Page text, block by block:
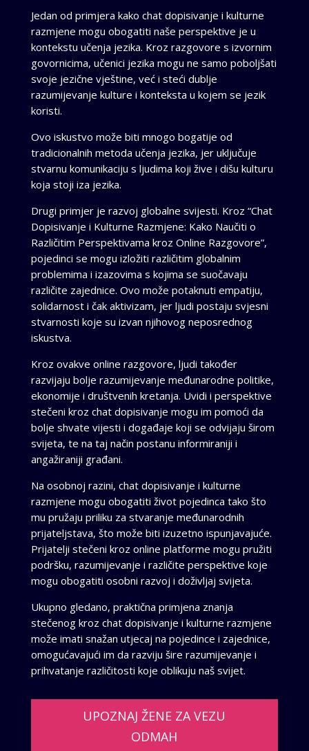
Jedan od primjera kako chat dopisivanje i kulturne
razmjene mogu obogatiti naše perspektive je u
kontekstu učenja jezika. Kroz razgovore s izvornim
govornicima, učenici jezika mogu ne samo poboljšati
svoje jezične vještine, već i steći dublje
razumijevanje kulture i konteksta u kojem se jezik
koristi.
Ovo iskustvo može biti mnogo bogatije od
tradicionalnih metoda učenja jezika, jer uključuje
stvarnu komunikaciju s ljudima koji žive i dišu kulturu
koja stoji iza jezika.
Drugi primjer je razvoj globalne svijesti. Kroz “Chat
Dopisivanje i Kulturne Razmjene: Kako Naučiti o
Različitim Perspektivama kroz Online Razgovore”,
pojedinci se mogu izložiti različitim globalnim
problemima i izazovima s kojima se suočavaju
različite zajednice. Ovo može potaknuti empatiju,
solidarnost i čak aktivizam, jer ljudi postaju svjesni
stvarnosti koje su izvan njihovog neposrednog
iskustva.
Kroz ovakve online razgovore, ljudi također
razvijaju bolje razumijevanje međunarodne politike,
ekonomije i društvenih kretanja. Uvidi i perspektive
stečeni kroz chat dopisivanje mogu im pomoći da
bolje shvate vijesti i događaje koji se odvijaju širom
svijeta, te na taj način postanu informiraniji i
angažiraniji građani.
Na osobnoj razini, chat dopisivanje i kulturne
razmjene mogu obogatiti život pojedinca tako što
mu pružaju priliku za stvaranje međunarodnih
prijateljstava, što može biti izuzetno ispunjavajuće.
Prijatelji stečeni kroz online platforme mogu pružiti
podršku, razumijevanje i različite perspektive koje
mogu obogatiti osobni razvoj i doživljaj svijeta.
Ukupno gledano, praktična primjena znanja
stečenog kroz chat dopisivanje i kulturne razmjene
može imati snažan utjecaj na pojedince i zajednice,
omogućavajući im da razviju šire razumijevanje i
prihvatanje različitosti koje oblikuju naš svijet.
UPOZNAJ ŽENE ZA VEZU
ODMAH